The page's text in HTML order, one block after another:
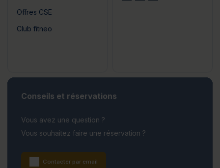
Offres CSE
Club fitneo
Conseils et réservations
Vous avez une question ?
Vous souhaitez faire une réservation ?
Contacter par email